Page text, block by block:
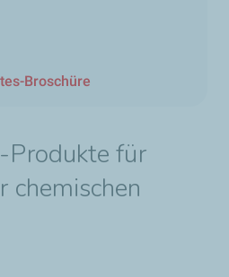
Broschüre
Produkte für
chemischen